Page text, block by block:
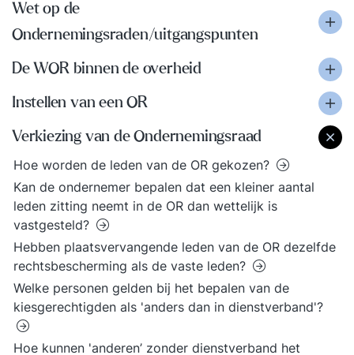
Wet op de
Ondernemingsraden/uitgangspunten
De WOR binnen de overheid
Instellen van een OR
Verkiezing van de Ondernemingsraad
Hoe worden de leden van de OR gekozen?
Kan de ondernemer bepalen dat een kleiner aantal
leden zitting neemt in de OR dan wettelijk is
vastgesteld?
Hebben plaatsvervangende leden van de OR dezelfde
rechtsbescherming als de vaste leden?
Welke personen gelden bij het bepalen van de
kiesgerechtigden als 'anders dan in dienstverband'?
Hoe kunnen 'anderen’ zonder dienstverband het